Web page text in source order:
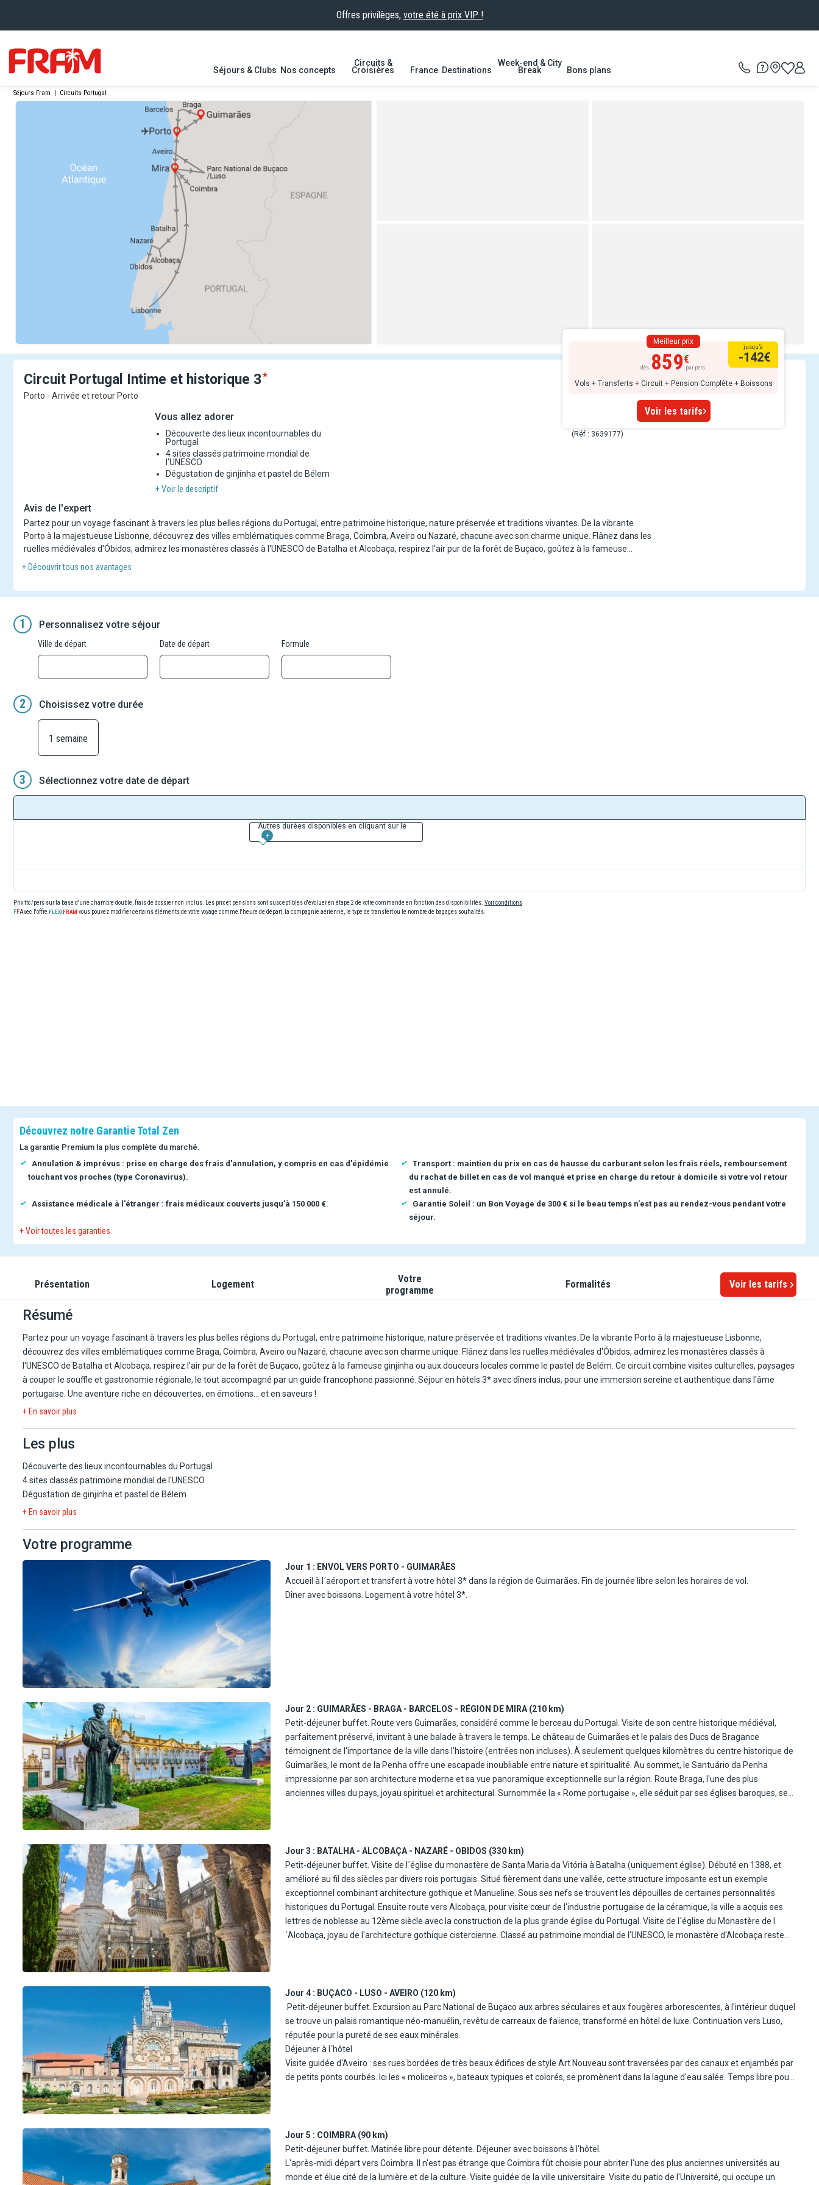
Offres privilèges, votre été à prix VIP !
Séjours & Clubs Nos concepts
Circuits &
Croisières France Destinations
Week-end & City
Break Bons plans
Séjours Fram | Circuits Portugal
Meilleur prix
dès 859 par pers.
Vols + Transferts + Circuit + Pension Complète + Boissons
jusqu’à
-142€
Voir les tarifs
(Réf : 3639177)
Circuit Portugal Intime et historique 3
Porto - Arrivée et retour Porto
Vous allez adorer
Découverte des lieux incontournables du
Portugal
4 sites classés patrimoine mondial de
l'UNESCO
Dégustation de ginjinha et pastel de Bélem
+ Voir le descriptif
Avis de l'expert
Partez pour un voyage fascinant à travers les plus belles régions du Portugal, entre patrimoine historique, nature préservée et traditions vivantes. De la vibrante
Porto à la majestueuse Lisbonne, découvrez des villes emblématiques comme Braga, Coimbra, Aveiro ou Nazaré, chacune avec son charme unique. Flânez dans les
ruelles médiévales d'Óbidos, admirez les monastères classés à l'UNESCO de Batalha et Alcobaça, respirez l'air pur de la forêt de Buçaco, goûtez à la fameuse
ginjinha ou aux douceurs locales comme le pastel de Belém. Ce circuit combine visites culturelles, paysages à couper le souffle et gastronomie régionale, le tout
accompagné par un guide francophone passionné. Séjour en hôtels 3* avec dîners inclus, pour une immersion sereine et authentique dans l'âme portugaise. Une
+ Découvrir tous nos avantages
1 Personnalisez votre séjour
Ville de départ Date de départ Formule
2 Choisissez votre durée
1 semaine
3 Sélectionnez votre date de départ
Autres durées disponibles en cliquant sur le
+
Prix ttc/pers sur la base d'une chambre double, frais de dossier non inclus. Les prix et pensions sont susceptibles d'évoluer en étape 2 de votre commande en fonction des disponibilités. Voir conditions
Avec l'offre
vous pouvez modifier certains éléments de votre voyage comme l'heure de départ, la compagnie aérienne, le type de transfert ou le nombre de bagages souhaités.
Découvrez notre Garantie Total Zen
La garantie Premium la plus complète du marché.
Annulation & imprévus : prise en charge des frais d'annulation, y compris en cas d'épidémie
touchant vos proches (type Coronavirus).
Transport : maintien du prix en cas de hausse du carburant selon les frais réels, remboursement
du rachat de billet en cas de vol manqué et prise en charge du retour à domicile si votre vol retour
est annulé.
Assistance médicale à l'étranger : frais médicaux couverts jusqu'à 150 000 €.
Garantie Soleil : un Bon Voyage de 300 € si le beau temps n'est pas au rendez-vous pendant votre
séjour.
+ Voir toutes les garanties
Présentation Logement
Votre
programme
Formalités Voir les tarifs
Résumé
Partez pour un voyage fascinant à travers les plus belles régions du Portugal, entre patrimoine historique, nature préservée et traditions vivantes. De la vibrante Porto à la majestueuse Lisbonne,
découvrez des villes emblématiques comme Braga, Coimbra, Aveiro ou Nazaré, chacune avec son charme unique. Flânez dans les ruelles médiévales d'Óbidos, admirez les monastères classés à
l'UNESCO de Batalha et Alcobaça, respirez l'air pur de la forêt de Buçaco, goûtez à la fameuse ginjinha ou aux douceurs locales comme le pastel de Belém. Ce circuit combine visites culturelles, paysages
à couper le souffle et gastronomie régionale, le tout accompagné par un guide francophone passionné. Séjour en hôtels 3* avec dîners inclus, pour une immersion sereine et authentique dans l'âme
portugaise. Une aventure riche en découvertes, en émotions… et en saveurs !
+ En savoir plus
Les plus
Découverte des lieux incontournables du Portugal
4 sites classés patrimoine mondial de l'UNESCO
Dégustation de ginjinha et pastel de Bélem
+ En savoir plus
Votre programme
Jour 1 : ENVOL VERS PORTO - GUIMARÃES
Accueil à l´aéroport et transfert à votre hôtel 3* dans la région de Guimarães. Fin de journée libre selon les horaires de vol.
Dîner avec boissons. Logement à votre hôtel 3*.
Jour 2 : GUIMARÃES - BRAGA - BARCELOS - RÉGION DE MIRA (210 km)
Petit-déjeuner buffet. Route vers Guimarães, considéré comme le berceau du Portugal. Visite de son centre historique médiéval,
parfaitement préservé, invitant à une balade à travers le temps. Le château de Guimarães et le palais des Ducs de Bragance
témoignent de l'importance de la ville dans l'histoire (entrées non incluses). À seulement quelques kilomètres du centre historique de
Guimarães, le mont de la Penha offre une escapade inoubliable entre nature et spiritualité. Au sommet, le Santuário da Penha
impressionne par son architecture moderne et sa vue panoramique exceptionnelle sur la région. Route Braga, l'une des plus
anciennes villes du pays, joyau spirituel et architectural. Surnommée la « Rome portugaise », elle séduit par ses églises baroques, ses
Après le déjeuner, route vers Bom Jésus do Monte, sanctuaire emblématique, classé au patrimoine mondial de l'UNESCO, connu pour
ces escaliers monumentaux insérés dans une mise en scène baroque, entourés de jardins, de fontaines et de statues allégoriques.
Route vers Barcelos, connue pour son célèbre coq coloré – symbole du Portugal –, est une ville d'artisanat et de traditions. Ses ruelles
dévoilent des trésors d'histoire et de culture. Transfert à votre hôtel dans la région de Mira.. Verre de bienvenue. Dîner avec boissons
et logement à votre hôtel 3*.
Jour 3 : BATALHA - ALCOBAÇA - NAZARÉ - OBIDOS (330 km)
Petit-déjeuner buffet. Visite de l´église du monastère de Santa Maria da Vitória à Batalha (uniquement église). Débuté en 1388, et
amélioré au fil des siècles par divers rois portugais. Situé fièrement dans une vallée, cette structure imposante est un exemple
exceptionnel combinant architecture gothique et Manueline. Sous ses nefs se trouvent les dépouilles de certaines personnalités
historiques du Portugal. Ensuite route vers Alcobaça, pour visite cœur de l'industrie portugaise de la céramique, la ville a acquis ses
lettres de noblesse au 12ème siècle avec la construction de la plus grande église du Portugal. Visite de l´église du Monastère de l
´Alcobaça, joyau de l'architecture gothique cistercienne. Classé au patrimoine mondial de l'UNESCO, le monastère d'Alcobaça reste
de cette petite ville où les murailles entourent des ruelles étroites avec des maisons blanchies à la chaux, des églises extraordinaires
et l'imposant château, aujourd'hui transformé en splendide « pousada ». Dégustation de "ginjinha" (liqueur de griottes) dans un verre
de chocolat. Retour à l'hôtel. Dîner avec boissons et logement à votre hôtel 3*
Jour 4 : BUÇACO - LUSO - AVEIRO (120 km)
.Petit-déjeuner buffet. Excursion au Parc National de Buçaco aux arbres séculaires et aux fougères arborescentes, à l'intérieur duquel
se trouve un palais romantique néo-manuélin, revêtu de carreaux de faïence, transformé en hôtel de luxe. Continuation vers Luso,
réputée pour la pureté de ses eaux minérales.
Déjeuner à l´hôtel
Visite guidée d'Aveiro : ses rues bordées de très beaux édifices de style Art Nouveau sont traversées par des canaux et enjambés par
de petits ponts courbés. Ici les « moliceiros », bateaux typiques et colorés, se promènent dans la lagune d'eau salée. Temps libre pour
Jour 5 : COIMBRA (90 km)
Petit-déjeuner buffet. Matinée libre pour détente. Déjeuner avec boissons à l'hôtel.
L'après-midi départ vers Coimbra. Il n'est pas étrange que Coimbra fût choisie pour abriter l'une des plus anciennes universités au
monde et élue cité de la lumière et de la culture. Visite guidée de la ville universitaire. Visite du patio de l'Université, qui occupe un